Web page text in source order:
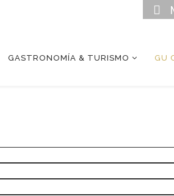
GASTRONOMÍA & TURISMO GU